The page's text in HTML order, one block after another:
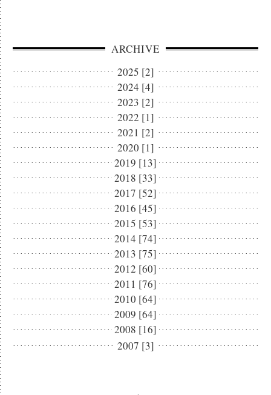
ARCHIVE
2025 [2]
2024 [4]
2023 [2]
2022 [1]
2021 [2]
2020 [1]
2019 [13]
2018 [33]
2017 [52]
2016 [45]
2015 [53]
2014 [74]
2013 [75]
2012 [60]
2011 [76]
2010 [64]
2009 [64]
2008 [16]
2007 [3]